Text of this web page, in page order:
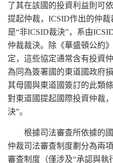
了其在該國的投資利益則可
提起仲裁，ICSID作出的仲
是“非ICSID裁決”，系由
仲裁裁決。除《華盛頓公約
定，這些協定通常含有投資
為同為簽署國的東道國政府
其母國與東道國簽訂的此類
對東道國提起國際投資仲裁
決”。
根據司法審查所依據的
仲裁司法審查制度劃分為兩
審查制度（僅涉及“承認與執